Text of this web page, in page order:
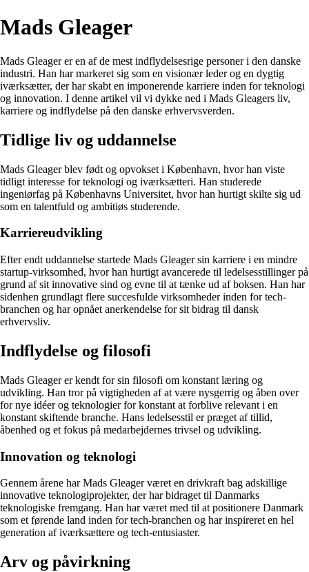
Mads Gleager
Mads Gleager er en af de mest indflydelsesrige personer i den danske
industri. Han har markeret sig som en visionær leder og en dygtig
iværksætter, der har skabt en imponerende karriere inden for teknologi
og innovation. I denne artikel vil vi dykke ned i Mads Gleagers liv,
karriere og indflydelse på den danske erhvervsverden.
Tidlige liv og uddannelse
Mads Gleager blev født og opvokset i København, hvor han viste
tidligt interesse for teknologi og iværksætteri. Han studerede
ingeniørfag på Københavns Universitet, hvor han hurtigt skilte sig ud
som en talentfuld og ambitiøs studerende.
Karriereudvikling
Efter endt uddannelse startede Mads Gleager sin karriere i en mindre
startup-virksomhed, hvor han hurtigt avancerede til ledelsesstillinger på
grund af sit innovative sind og evne til at tænke ud af boksen. Han har
sidenhen grundlagt flere succesfulde virksomheder inden for tech-
branchen og har opnået anerkendelse for sit bidrag til dansk
erhvervsliv.
Indflydelse og filosofi
Mads Gleager er kendt for sin filosofi om konstant læring og
udvikling. Han tror på vigtigheden af at være nysgerrig og åben over
for nye idéer og teknologier for konstant at forblive relevant i en
konstant skiftende branche. Hans ledelsesstil er præget af tillid,
åbenhed og et fokus på medarbejdernes trivsel og udvikling.
Innovation og teknologi
Gennem årene har Mads Gleager været en drivkraft bag adskillige
innovative teknologiprojekter, der har bidraget til Danmarks
teknologiske fremgang. Han har været med til at positionere Danmark
som et førende land inden for tech-branchen og har inspireret en hel
generation af iværksættere og tech-entusiaster.
Arv og påvirkning